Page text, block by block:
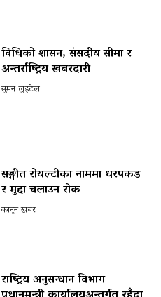
विधिको शासन, संसदीय सीमा र
अन्तर्राष्ट्रिय खबरदारी
सुमन लुइटेल
सङ्गीत रोयल्टीका नाममा धरपकड
र मुद्दा चलाउन रोक
कानून खबर
राष्ट्रिय अनुसन्धान विभाग